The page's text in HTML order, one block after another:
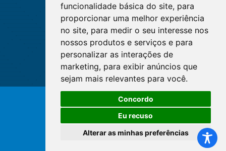
funcionalidade básica do site, para
proporcionar uma melhor experiência
no site, para medir o seu interesse nos
nossos produtos e serviços e para
personalizar as interações de
marketing, para exibir anúncios que
sejam mais relevantes para você.
Concordo
Eu recuso
Alterar as minhas preferências
© Copyright 2026 - Cofen/CORENs